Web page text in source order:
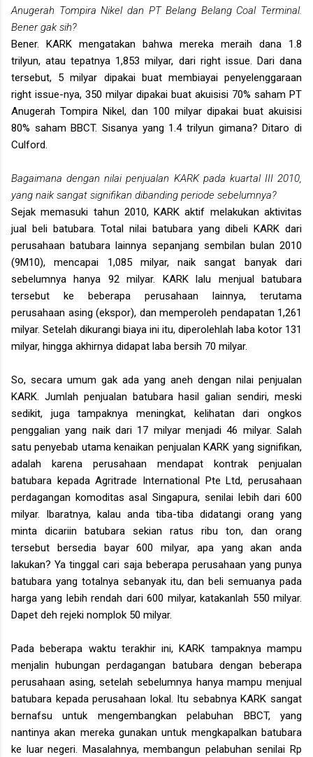
Anugerah Tompira Nikel dan PT Belang Belang Coal Terminal.
Bener gak sih?
Bener. KARK mengatakan bahwa mereka meraih dana 1.8
trilyun, atau tepatnya 1,853 milyar, dari right issue. Dari dana
tersebut, 5 milyar dipakai buat membiayai penyelenggaraan
right issue-nya, 350 milyar dipakai buat akuisisi 70% saham PT
Anugerah Tompira Nikel, dan 100 milyar dipakai buat akuisisi
80% saham BBCT. Sisanya yang 1.4 trilyun gimana? Ditaro di
Culford.
Bagaimana dengan nilai penjualan KARK pada kuartal III 2010,
yang naik sangat signifikan dibanding periode sebelumnya?
Sejak memasuki tahun 2010, KARK aktif melakukan aktivitas
jual beli batubara. Total nilai batubara yang dibeli KARK dari
perusahaan batubara lainnya sepanjang sembilan bulan 2010
(9M10), mencapai 1,085 milyar, naik sangat banyak dari
sebelumnya hanya 92 milyar. KARK lalu menjual batubara
tersebut ke beberapa perusahaan lainnya, terutama
perusahaan asing (ekspor), dan memperoleh pendapatan 1,261
milyar. Setelah dikurangi biaya ini itu, diperolehlah laba kotor 131
milyar, hingga akhirnya didapat laba bersih 70 milyar.
So, secara umum gak ada yang aneh dengan nilai penjualan
KARK. Jumlah penjualan batubara hasil galian sendiri, meski
sedikit, juga tampaknya meningkat, kelihatan dari ongkos
penggalian yang naik dari 17 milyar menjadi 46 milyar. Salah
satu penyebab utama kenaikan penjualan KARK yang signifikan,
adalah karena perusahaan mendapat kontrak penjualan
batubara kepada Agritrade International Pte Ltd, perusahaan
perdagangan komoditas asal Singapura, senilai lebih dari 600
milyar. Ibaratnya, kalau anda tiba-tiba didatangi orang yang
minta dicariin batubara sekian ratus ribu ton, dan orang
tersebut bersedia bayar 600 milyar, apa yang akan anda
lakukan? Ya tinggal cari saja beberapa perusahaan yang punya
batubara yang totalnya sebanyak itu, dan beli semuanya pada
harga yang lebih rendah dari 600 milyar, katakanlah 550 milyar.
Dapet deh rejeki nomplok 50 milyar.
Pada beberapa waktu terakhir ini, KARK tampaknya mampu
menjalin hubungan perdagangan batubara dengan beberapa
perusahaan asing, setelah sebelumnya hanya mampu menjual
batubara kepada perusahaan lokal. Itu sebabnya KARK sangat
bernafsu untuk mengembangkan pelabuhan BBCT, yang
nantinya akan mereka gunakan untuk mengkapalkan batubara
ke luar negeri. Masalahnya, membangun pelabuhan senilai Rp